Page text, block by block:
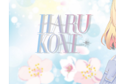
muevoクラウドファンディング
muevoコミュニティ
ぶいクラ！by muevo